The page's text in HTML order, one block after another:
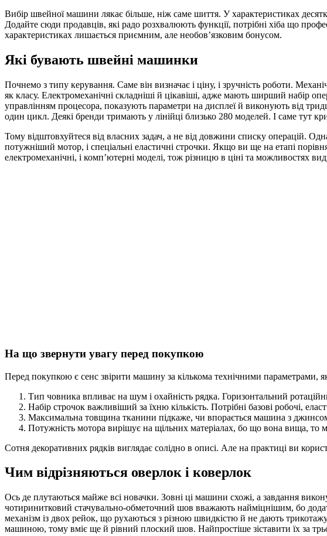
Вибір швейної машини лякає більше, ніж саме шиття. У характеристиках
Додайте сюди продавців, які радо розхвалюють функції, потрібні хіба що
характеристиках лишається приємним, але необовʼязковим бонусом.
Які бувають швейні машинки
Почнемо з типу керування. Саме він визначає і ціну, і зручність роботи.
як класу. Електромеханічні складніші й цікавіші, адже мають ширший набір
управлінням процесора, показують параметри на дисплеї й виконують від
один цикл. Деякі бренди тримають у лінійці близько 280 моделей. І саме тут
Тому відштовхуйтеся від власних задач, а не від довжини списку операцій.
потужніший мотор, і спеціальні еластичні строчки. Якщо ви ще на етапі
електромеханічні, і компʼютерні моделі, тож різницю в ціні та можливостях
На що звернути увагу перед покупкою
Перед покупкою є сенс звірити машину за кількома технічними параметрами,
Тип човника впливає на шум і охайність рядка. Горизонтальний
Набір строчок важливіший за їхню кількість. Потрібні базові робочі,
Максимальна товщина тканини підкаже, чи впорається машина з
Потужність мотора вирішує на щільних матеріалах, бо що вона вища, то
Сотня декоративних рядків виглядає солідно в описі. Але на практиці ви
Чим відрізняються оверлок і коверлок
Ось де плутаються майже всі новачки. Зовні ці машини схожі, а завдання
чотиринитковий стачувально-обметочний шов вважають найміцнішим, бо
механізм із двох рейок, що рухаються з різною швидкістю й не дають
машиною, тому вміє ще й рівний плоский шов. Найпростіше зіставити їх за